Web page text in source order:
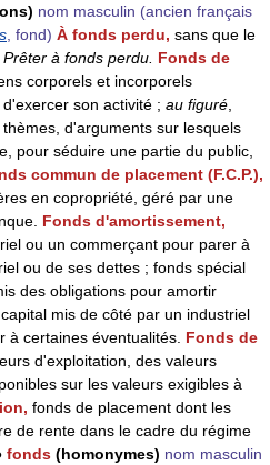
nom masculin (ancien français
, fond) À fonds perdu, sans que le
Prêter à fonds perdu. Fonds de
corporels et incorporels
son activité ; au figuré
d'arguments sur lesquels
pour séduire une partie du public,
commun de placement (F.C.P.),
en copropriété, géré par une
Fonds d'amortissement,
ou un commerçant pour parer à
ou de ses dettes ; fonds spécial
des obligations pour amortir
capital mis de côté par un industriel
certaines éventualités. Fonds de
d'exploitation, des valeurs
sur les valeurs exigibles à
fonds de placement dont les
de rente dans le cadre du régime
fonds (homonymes) nom masculin